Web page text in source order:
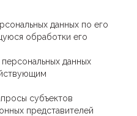
данных по его
обработки его
данных
субъектов
представителей